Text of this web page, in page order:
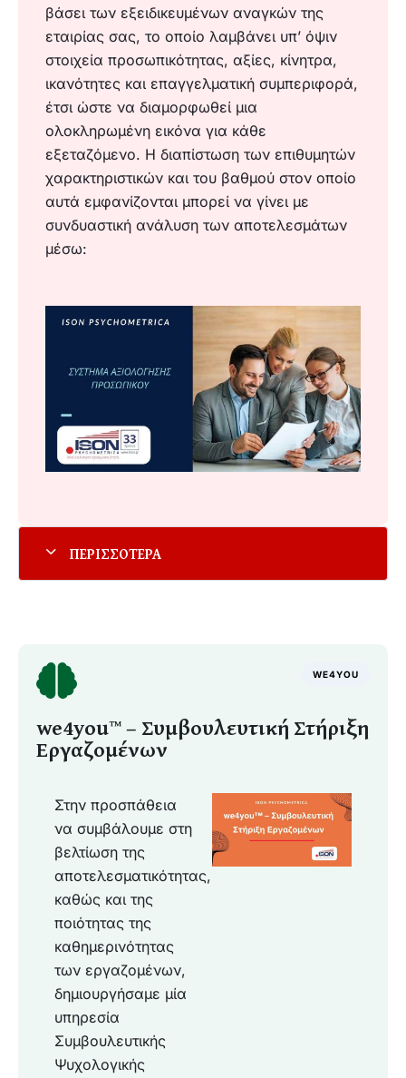
βάσει των εξειδικευμένων αναγκών της
εταιρίας σας, το οποίο λαμβάνει υπ’ όψιν
στοιχεία προσωπικότητας, αξίες, κίνητρα,
ικανότητες και επαγγελματική συμπεριφορά,
έτσι ώστε να διαμορφωθεί μια
ολοκληρωμένη εικόνα για κάθε
εξεταζόμενο. Η διαπίστωση των επιθυμητών
χαρακτηριστικών και του βαθμού στον οποίο
αυτά εμφανίζονται μπορεί να γίνει με
συνδυαστική ανάλυση των αποτελεσμάτων
μέσω:
WE4YOU
we4you™ – Συμβουλευτική Στήριξη
Εργαζομένων
Στην προσπάθεια
να συμβάλουμε στη
βελτίωση της
αποτελεσματικότητας,
καθώς και της
ποιότητας της
καθημερινότητας
των εργαζομένων,
δημιουργήσαμε μία
υπηρεσία
Συμβουλευτικής
Ψυχολογικής